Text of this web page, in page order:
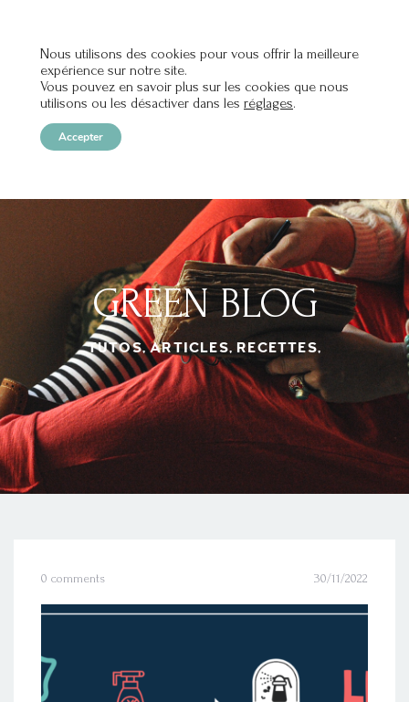
GREEN BLOG
TUTOS, ARTICLES, RECETTES,
0 comments 30/11/2022
Nous utilisons des cookies pour vous offrir la meilleure
expérience sur notre site.
Vous pouvez en savoir plus sur les cookies que nous
utilisons ou les désactiver dans les réglages.
Accepter